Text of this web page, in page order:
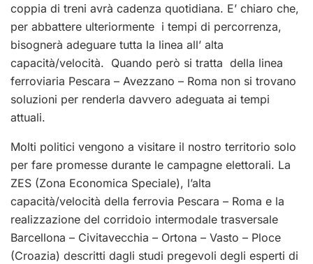
coppia di treni avrà cadenza quotidiana. E’ chiaro che,
per abbattere ulteriormente i tempi di percorrenza,
bisognerà adeguare tutta la linea all’ alta
capacità/velocità. Quando però si tratta della linea
ferroviaria Pescara – Avezzano – Roma non si trovano
soluzioni per renderla davvero adeguata ai tempi
attuali.
Molti politici vengono a visitare il nostro territorio solo
per fare promesse durante le campagne elettorali. La
ZES (Zona Economica Speciale), l’alta
capacità/velocità della ferrovia Pescara – Roma e la
realizzazione del corridoio intermodale trasversale
Barcellona – Civitavecchia – Ortona – Vasto – Ploce
(Croazia) descritti dagli studi pregevoli degli esperti di